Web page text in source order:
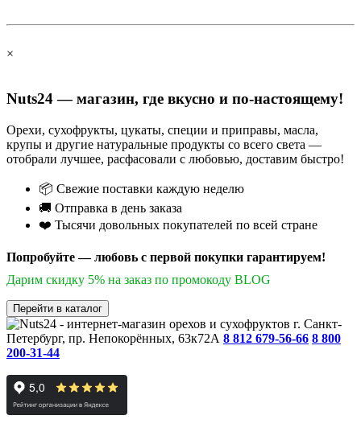
×
Nuts24 — магазин, где вкусно и по-настоящему!
Орехи, сухофрукты, цукаты, специи и приправы, масла,
крупы и другие натуральные продукты со всего света —
отобрали лучшее, расфасовали с любовью, доставим быстро!
📦 Свежие поставки каждую неделю
🚚 Отправка в день заказа
❤️ Тысячи довольных покупателей по всей стране
Попробуйте — любовь с первой покупки гарантируем!
Дарим скидку 5% на заказ по промокоду BLOG
Перейти в каталог
г. Санкт-
Петербург, пр. Непокорённых, 63к72А 8 812 679-56-66 8 800
200-31-44